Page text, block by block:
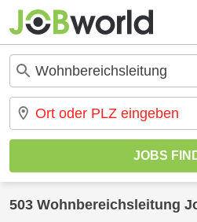
503 Wohnbereichsleitung